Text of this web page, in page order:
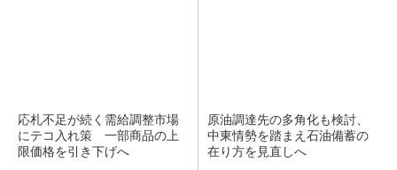
応札不足が続く需給調整市場
にテコ入れ策 一部商品の上
限価格を引き下げへ
原油調達先の多角化も検討、
中東情勢を踏まえ石油備蓄の
在り方を見直しへ